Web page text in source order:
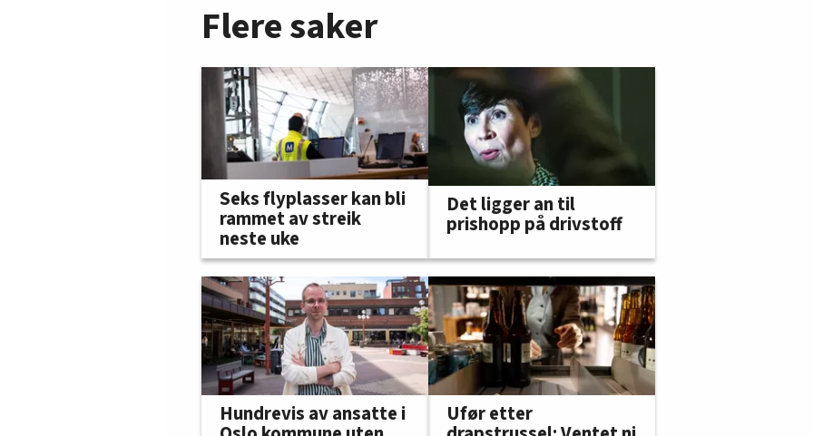
Flere saker
Seks flyplasser kan bli
rammet av streik
neste uke
Det ligger an til
prishopp på drivstoff
Hundrevis av ansatte i Ufør etter